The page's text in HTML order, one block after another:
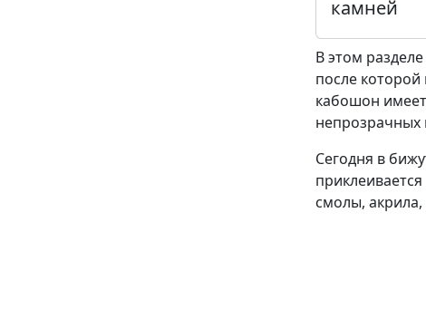
камней
В этом
после
кабошон имеет
непрозрачных
Сегодня в
смолы,